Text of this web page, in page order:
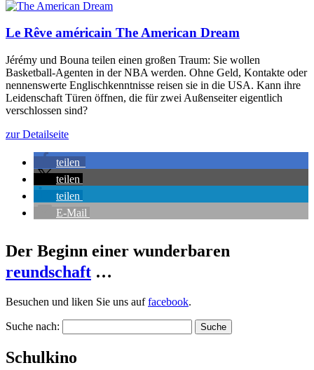
Le Rêve américain The American Dream
Jérémy und Bouna teilen einen großen Traum: Sie wollen
Basketball-Agenten in der NBA werden. Ohne Geld, Kontakte oder
nennenswerte Englischkenntnisse reisen sie in die USA. Kann ihre
Leidenschaft Türen öffnen, die für zwei Außenseiter eigentlich
verschlossen sind?
zur Detailseite
teilen
teilen
teilen
E-Mail
Der Beginn einer wunderbaren
reundschaft …
Besuchen und liken Sie uns auffacebook.
Suche nach:
Schulkino